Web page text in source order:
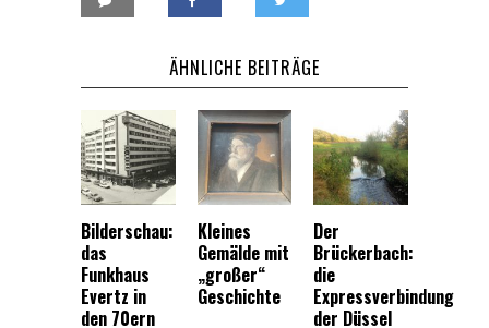
ÄHNLICHE BEITRÄGE
Bilderschau:
das
Funkhaus
Evertz in
den 70ern
Kleines
Gemälde mit
„großer“
Geschichte
Der
Brückerbach:
die
Expressverbindung
der Düssel